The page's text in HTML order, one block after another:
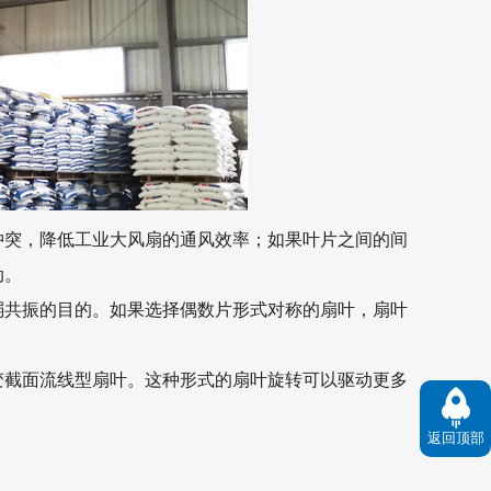
，降低工业大风扇的通风效率；如果叶片之间的间
振的目的。如果选择偶数片形式对称的扇叶，扇叶
面流线型扇叶。这种形式的扇叶旋转可以驱动更多
返回顶部